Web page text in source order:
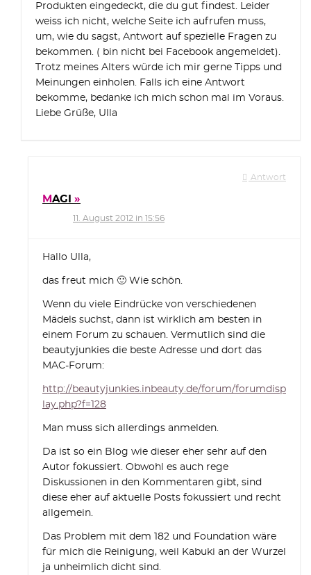
Produkten eingedeckt, die du gut findest. Leider
weiss ich nicht, welche Seite ich aufrufen muss,
um, wie du sagst, Antwort auf spezielle Fragen zu
bekommen. ( bin nicht bei Facebook angemeldet).
Trotz meines Alters würde ich mir gerne Tipps und
Meinungen einholen. Falls ich eine Antwort
bekomme, bedanke ich mich schon mal im Voraus.
Liebe Grüße, Ulla
Antwort
MAGI
11. August 2012 in 15:56
Hallo Ulla,
das freut mich 🙂 Wie schön.
Wenn du viele Eindrücke von verschiedenen
Mädels suchst, dann ist wirklich am besten in
einem Forum zu schauen. Vermutlich sind die
beautyjunkies die beste Adresse und dort das
MAC-Forum:
http://beautyjunkies.inbeauty.de/forum/forumdisp
lay.php?f=128
Man muss sich allerdings anmelden.
Da ist so ein Blog wie dieser eher sehr auf den
Autor fokussiert. Obwohl es auch rege
Diskussionen in den Kommentaren gibt, sind
diese eher auf aktuelle Posts fokussiert und recht
allgemein.
Das Problem mit dem 182 und Foundation wäre
für mich die Reinigung, weil Kabuki an der Wurzel
ja unheimlich dicht sind.